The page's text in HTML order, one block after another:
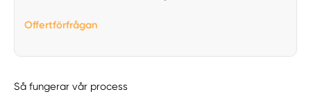
Offertförfrågan
Så fungerar vår process